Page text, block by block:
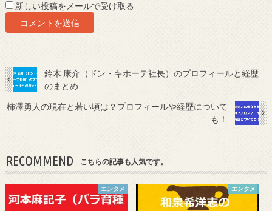
新しい投稿をメールで受け取る
鈴木 康介（ドン・キホーテ社長）のプロフィールと経歴
のまとめ
柿澤勇人の現在と若い頃は？プロフィールや経歴について
も！
RECOMMEND こちらの記事も人気です。
エンタメ エンタメ